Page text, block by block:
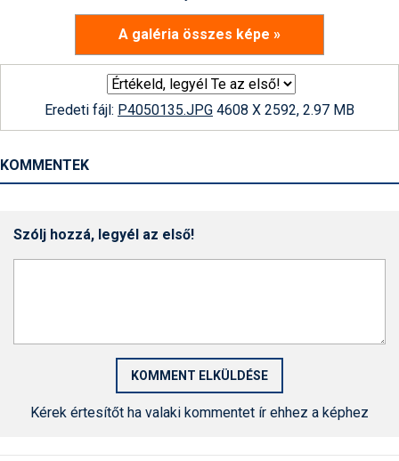
A galéria összes képe »
Eredeti fájl: P4050135.JPG 4608 X 2592, 2.97 MB
KOMMENTEK
Szólj hozzá, legyél az első!
Kérek értesítőt ha valaki kommentet ír ehhez a képhez